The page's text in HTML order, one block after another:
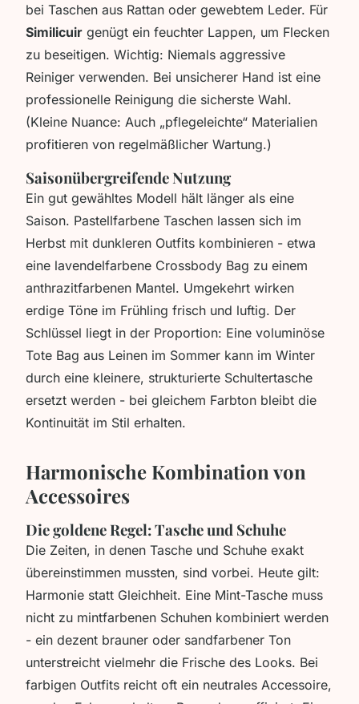
bei Taschen aus Rattan oder gewebtem Leder. Für
Similicuir genügt ein feuchter Lappen, um Flecken
zu beseitigen. Wichtig: Niemals aggressive
Reiniger verwenden. Bei unsicherer Hand ist eine
professionelle Reinigung die sicherste Wahl.
(Kleine Nuance: Auch „pflegeleichte“ Materialien
profitieren von regelmäßlicher Wartung.)
Saisonübergreifende Nutzung
Ein gut gewähltes Modell hält länger als eine
Saison. Pastellfarbene Taschen lassen sich im
Herbst mit dunkleren Outfits kombinieren - etwa
eine lavendelfarbene Crossbody Bag zu einem
anthrazitfarbenen Mantel. Umgekehrt wirken
erdige Töne im Frühling frisch und luftig. Der
Schlüssel liegt in der Proportion: Eine voluminöse
Tote Bag aus Leinen im Sommer kann im Winter
durch eine kleinere, strukturierte Schultertasche
ersetzt werden - bei gleichem Farbton bleibt die
Kontinuität im Stil erhalten.
Harmonische Kombination von
Accessoires
Die goldene Regel: Tasche und Schuhe
Die Zeiten, in denen Tasche und Schuhe exakt
übereinstimmen mussten, sind vorbei. Heute gilt:
Harmonie statt Gleichheit. Eine Mint-Tasche muss
nicht zu mintfarbenen Schuhen kombiniert werden
- ein dezent brauner oder sandfarbener Ton
unterstreicht vielmehr die Frische des Looks. Bei
farbigen Outfits reicht oft ein neutrales Accessoire,